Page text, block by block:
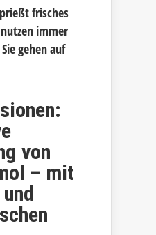
frisches
immer
gehen auf
von
– mit